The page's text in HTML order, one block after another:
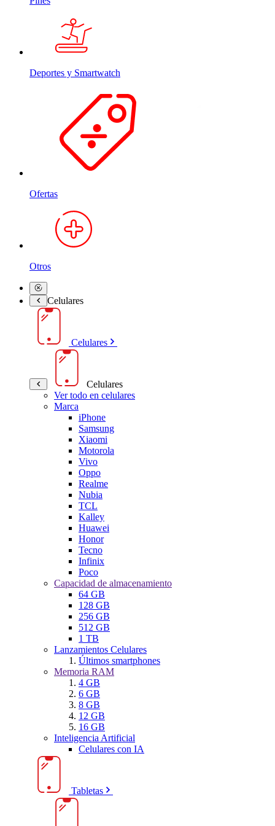
Deportes y Smartwatch
Ofertas
Otros
Celulares
Celulares
Celulares
Ver todo en celulares
Marca
iPhone
Samsung
Xiaomi
Motorola
Vivo
Oppo
Realme
Nubia
TCL
Kalley
Huawei
Honor
Tecno
Infinix
Poco
Capacidad de almacenamiento
64 GB
128 GB
256 GB
512 GB
1 TB
Lanzamientos Celulares
Últimos smartphones
Memoria RAM
4 GB
6 GB
8 GB
12 GB
16 GB
Inteligencia Artificial
Celulares con IA
Tabletas